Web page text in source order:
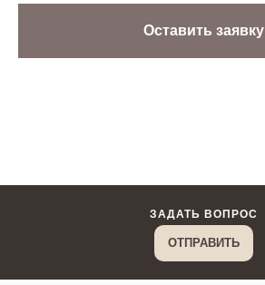
Оставить заявку
ЗАДАТЬ ВОПРОС
ОТПРАВИТЬ